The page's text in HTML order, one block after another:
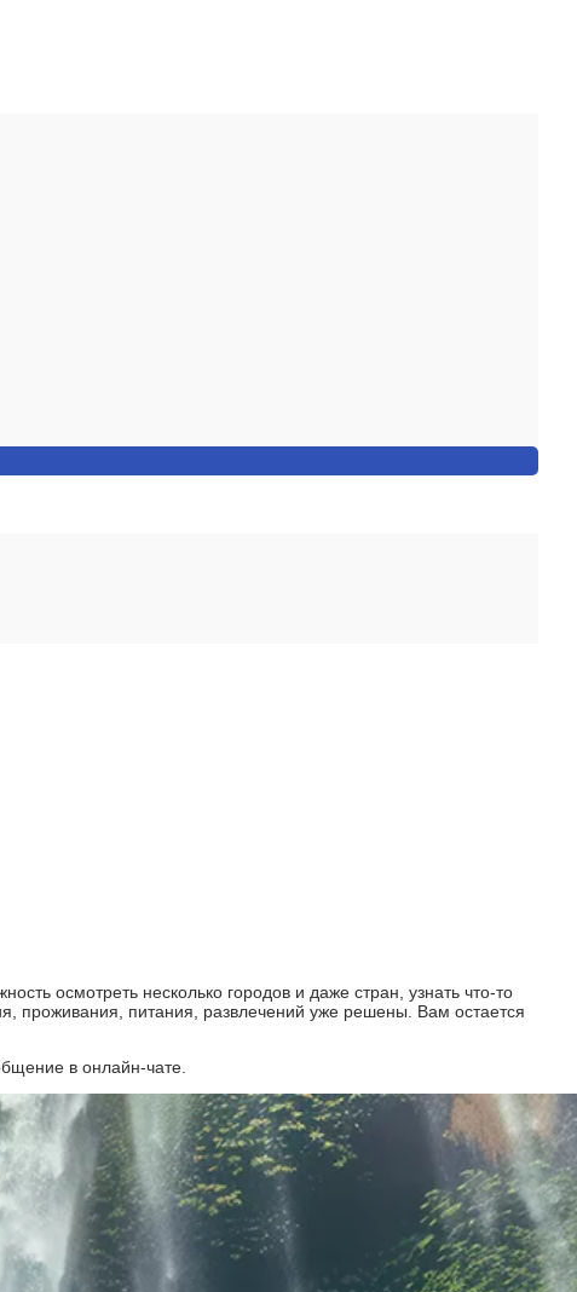
осмотреть несколько городов и даже стран, узнать что-то
проживания, питания, развлечений уже решены. Вам остается
в онлайн-чате.